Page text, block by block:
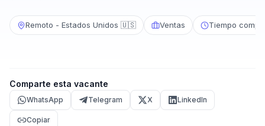
Remoto - Estados Unidos 🇺🇸 Ventas Tiempo
Comparte esta vacante
WhatsApp Telegram X LinkedIn
Copiar